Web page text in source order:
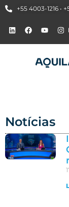
+55 4003-1216 •
Notícias